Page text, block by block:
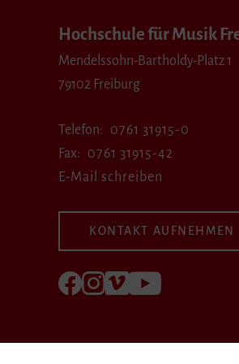
Hochschule für Musik
Mendelssohn-Bartholdy-Platz 1
79102 Freiburg
Telefon
0761 31915-0
Fax
0761 31915-42
E-Mail schreiben
KONTAKT AUFNEHMEN
Folgen Sie uns auf Facebook
Folgen Sie uns auf
Besuchen Sie uns